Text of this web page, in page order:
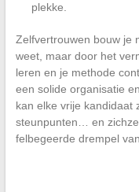
plekke.
Zelfvertrouwen bouw je
weet, maar door het
leren en je methode
een solide organisatie
kan elke vrije kandidaat
steunpunten… en
felbegeerde drempel